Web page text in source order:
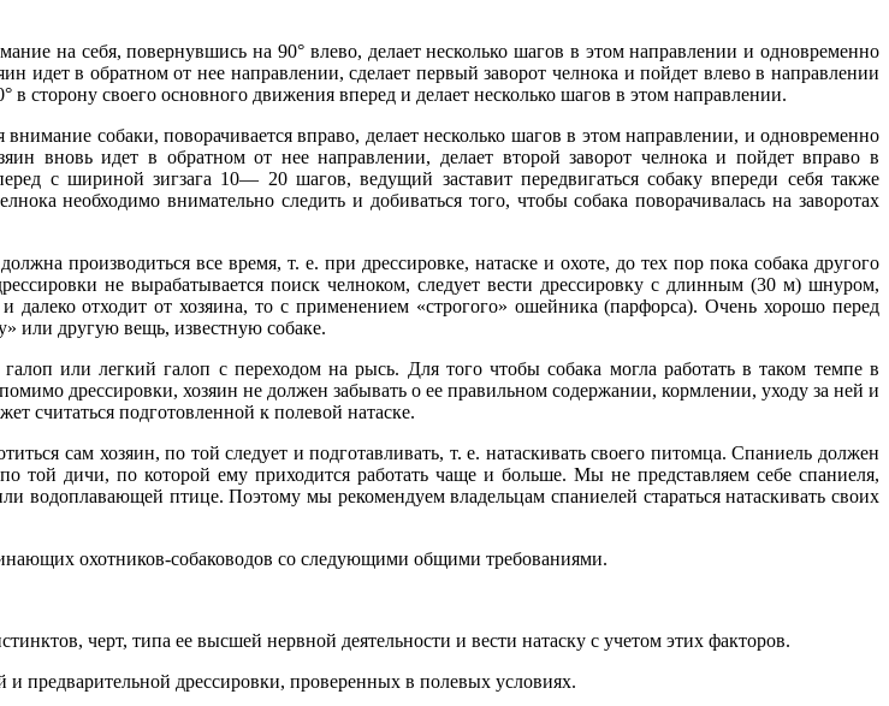
на себя, повернувшись на 90° влево, делает несколько шагов в этом направлении и одновременно
идет в обратном от нее направлении, сделает первый заворот челнока и пойдет влево в направлении
сторону своего основного движения вперед и делает несколько шагов в этом направлении.
собаки, поворачивается вправо, делает несколько шагов в этом направлении, и одновременно
вновь идет в обратном от нее направлении, делает второй заворот челнока и пойдет вправо в
с шириной зигзага 10— 20 шагов, ведущий заставит передвигаться собаку впереди себя также
необходимо внимательно следить и добиваться того, чтобы собака поворачивалась на заворотах
производиться все время, т. е. при дрессировке, натаске и охоте, до тех пор пока собака другого
не вырабатывается поиск челноком, следует вести дрессировку с длинным (30 м) шнуром,
отходит от хозяина, то с применением «строгого» ошейника (парфорса). Очень хорошо перед
или другую вещь, известную собаке.
или легкий галоп с переходом на рысь. Для того чтобы собака могла работать в таком темпе в
дрессировки, хозяин не должен забывать о ее правильном содержании, кормлении, уходу за ней и
считаться подготовленной к полевой натаске.
сам хозяин, по той следует и подготавливать, т. е. натаскивать своего питомца. Спаниель должен
той дичи, по которой ему приходится работать чаще и больше. Мы не представляем себе спаниеля,
водоплавающей птице. Поэтому мы рекомендуем владельцам спаниелей стараться натаскивать своих
охотников-собаководов со следующими общими требованиями.
черт, типа ее высшей нервной деятельности и вести натаску с учетом этих факторов.
предварительной дрессировки, проверенных в полевых условиях.